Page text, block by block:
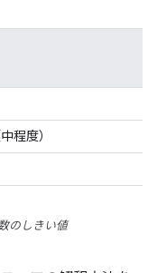
程度）
のしきい値